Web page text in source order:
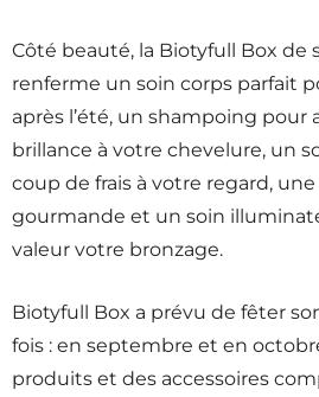
Côté beauté, la Biotyfull Box de
renferme un soin corps parfait
après l’été, un shampoing
brillance à votre chevelure, un
coup de frais à votre regard,
gourmande et un soin
valeur votre bronzage.
Biotyfull Box a prévu de fêter
fois : en septembre et en
produits et des accessoires